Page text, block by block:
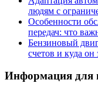
людям с
Особенности
передач: что
Бензиновый
счетов и куда
Информация для